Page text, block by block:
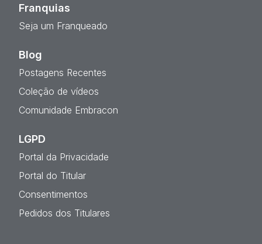
Franquias
Seja um Franqueado
Blog
Postagens Recentes
Coleção de vídeos
Comunidade Embracon
LGPD
Portal da Privacidade
Portal do Titular
Consentimentos
Pedidos dos Titulares